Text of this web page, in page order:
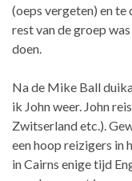
(oeps vergeten) en te
rest van de groep
doen.
Na de Mike Ball
ik John weer. John
Zwitserland etc.).
een hoop reizigers in
in Cairns enige tijd